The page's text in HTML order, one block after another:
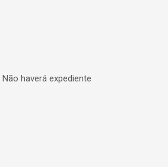
Não haverá expediente